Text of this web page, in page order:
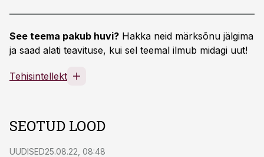
See teema pakub huvi? Hakka neid märksõnu jälgima
ja saad alati teavituse, kui sel teemal ilmub midagi uut!
Tehisintellekt
SEOTUD LOOD
UUDISED25.08.22, 08:48